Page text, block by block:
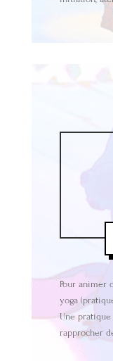
Pour animer
yoga
Une
rapprocher